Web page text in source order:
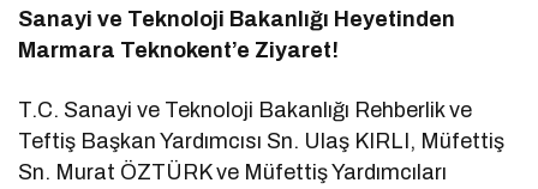
Sanayi ve Teknoloji Bakanlığı Heyetinden
Marmara Teknokent’e Ziyaret!
T.C. Sanayi ve Teknoloji Bakanlığı Rehberlik ve
Teftiş Başkan Yardımcısı Sn. Ulaş KIRLI, Müfettiş
Sn. Murat ÖZTÜRK ve Müfettiş Yardımcıları